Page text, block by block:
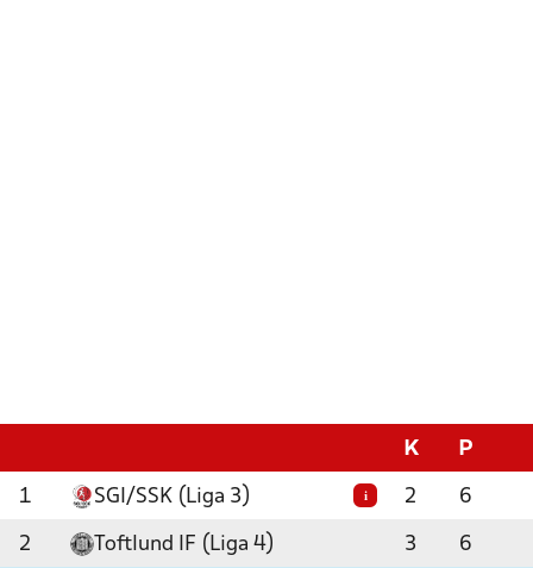
K P
1 SGI/SSK (Liga 3) i 2 6
2 Toftlund IF (Liga 4) 3 6